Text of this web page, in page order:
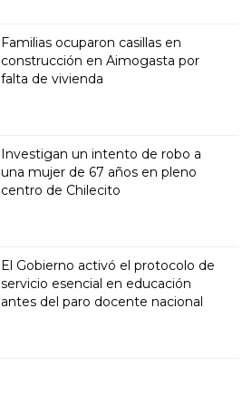
Familias ocuparon casillas en
construcción en Aimogasta por
falta de vivienda
Investigan un intento de robo a
una mujer de 67 años en pleno
centro de Chilecito
El Gobierno activó el protocolo de
servicio esencial en educación
antes del paro docente nacional